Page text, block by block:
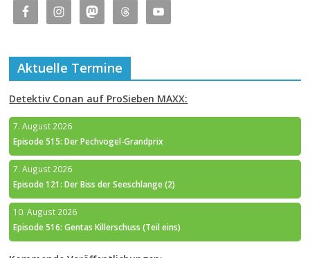
Aktuelle Termine
Detektiv Conan auf ProSieben MAXX:
7. August 2026
Episode 515: Der Pechvogel-Grandprix
7. August 2026
Episode 121: Der Biss der Seeschlange (2)
10. August 2026
Episode 516: Gentas Killerschuss (Teil eins)